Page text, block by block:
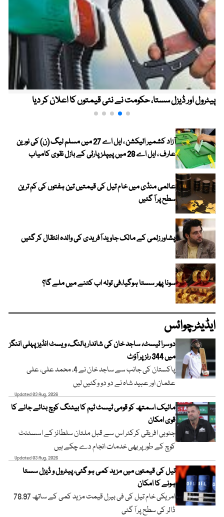
پیٹرول اور ڈیزل سستا، حکومت نے نئی قیمتوں کا اعلان کر دیا
آزاد کشمیر الیکشن ، ایل اے 27 میں مسلم لیگ (ن) کی نورین
عارف ، ایل اے 28 میں پیپلز پارٹی کے بازل نقوی کامیاب
عالمی منڈی میں خام تیل کی قیمتیں تین ہفتوں کی کم ترین
سطح پر آ گئیں
پشاور زلمی کے مالک جاوید آفریدی کی والدہ انتقال کر گئیں
سونا پھر سستا ہوگیا،فی تولہ اب کتنے میں ملے گا؟
ایڈیٹرچوائس
دوسرا ٹیسٹ، ساجد خان کی شاندار بالنگ، ویسٹ انڈیز پہلی اننگز
میں 344 رنز پر آؤٹ
پاکستان کی جانب سے ساجد خان نے 4، محمد علی، علی
عثمان اور عبید شاہ نے دو دو وکٹیں لیں
Updated 03 Aug, 2026
مائیک اسمتھ کو قومی ٹیسٹ ٹیم کا بیٹنگ کوچ بنائے جانے کا
قوی امکان
جنوبی افریقی کرکٹر اس سے قبل ملتان سلطانز کے اسسٹنٹ
کوچ کے طور پر بھی خدمات انجام دے چکے ہیں
Updated 03 Aug, 2026
تیل کی قیمتوں میں مزید کمی ہو گئی، پیٹرول و ڈیزل سستا
ہونے کا امکان
امریکی خام تیل کی فی بیرل قیمت مزید کمی کے ساتھ 78.97
ڈالر کی سطح پر آ گئی